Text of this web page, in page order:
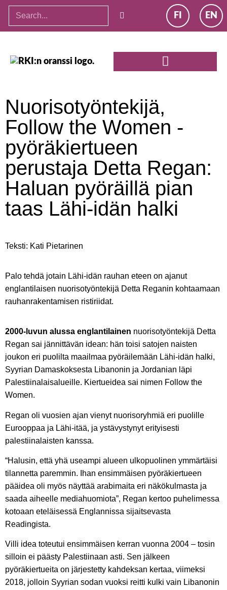
FI EN
Nuorisotyöntekijä,
Follow the Women -
pyöräkiertueen
perustaja Detta Regan:
Haluan pyöräillä pian
taas Lähi-idän halki
Teksti: Kati Pietarinen
Palo tehdä jotain Lähi-idän rauhan eteen on ajanut
englantilaisen nuorisotyöntekijä Detta Reganin kohtaamaan
rauhanrakentamisen ristiriidat.
2000-luvun alussa englantilainen nuorisotyöntekijä Detta
Regan sai jännittävän idean: hän toisi satojen naisten
joukon eri puolilta maailmaa pyöräilemään Lähi-idän halki,
Syyrian Damaskoksesta Libanonin ja Jordanian läpi
Palestiinalaisalueille. Kiertueidea sai nimen Follow the
Women.
Regan oli vuosien ajan vienyt nuorisoryhmiä eri puolille
Eurooppaa ja Lähi-itää, ja ystävystynyt erityisesti
palestiinalaisten kanssa.
“Halusin, että yhä useampi alueen ulkopuolinen ymmärtäisi
tilannetta paremmin. Ihan ensimmäisen pyöräkiertueen
pääidea oli myös näyttää arabimaita eri näkökulmasta ja
saada aiheelle mediahuomiota”, Regan kertoo puhelimessa
kotoaan eteläisessä Englannissa sijaitsevasta
Readingista.
Villi idea toteutui ensimmäisen kerran vuonna 2004 – tosin
silloin ei päästy Palestiinaan asti. Sen jälkeen
pyöräkiertueita on järjestetty kahdeksan kertaa, viimeksi
2018, jolloin Syyrian sodan vuoksi reitti kulki vain Libanonin